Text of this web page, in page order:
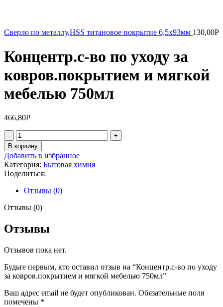
Сверло по металлу,HSS титановое покрытие 6,5х93мм 130,00Р
Концентр.с-во по уходу за
ковров.покрытием и мягкой
мебелью 750мл
466,80Р
Количество
товара
Концентр.с-
во
по
уходу
за
ковров.покрытием
и
750мл
В корзину
Добавить в избранное
Категория: Бытовая химия
Поделиться:
Отзывы (0)
Отзывы (0)
Отзывы
Отзывов пока нет.
Будьте первым, кто оставил отзыв на “Концентр.с-во по уходу
за ковров.покрытием и мягкой мебелью 750мл”
Ваш адрес email не будет опубликован. Обязательные поля
помечены *